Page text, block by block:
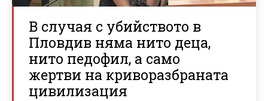
В случая с убийството в
Пловдив няма нито деца,
нито педофил, а само
жертви на криворазбраната
цивилизация